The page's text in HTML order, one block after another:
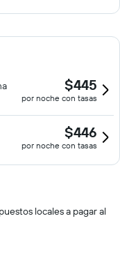
$445
por noche con tasas
$446
por noche con tasas
locales a pagar al